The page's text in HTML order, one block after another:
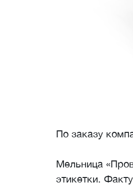
По заказу
Мельница
этикетки.